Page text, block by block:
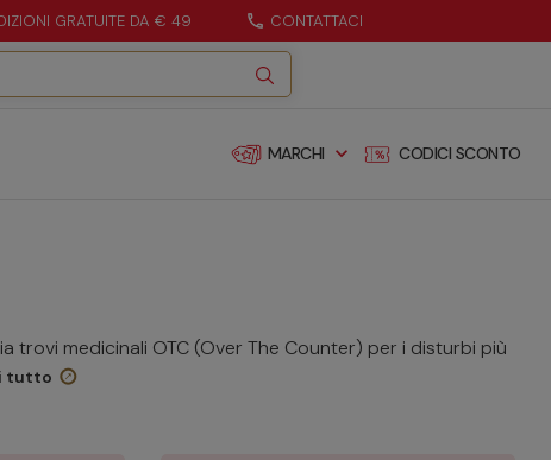
GRATUITE DA € 49 call CONTATTACI
MARCHI expand_more CODICI SCONTO
medicinali OTC (Over The Counter) per i disturbi più
tutto